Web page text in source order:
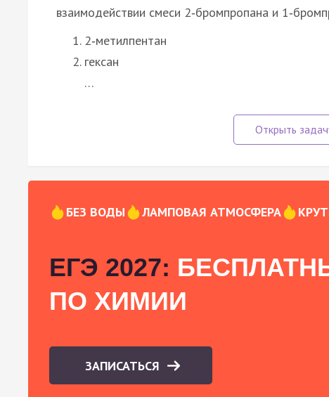
взаимодействии смеси 2‑бромпропана и
2‑метилпентан
гексан
…
БЕЗ ВОДЫ ЛАМПОВАЯ АТМОСФЕРА
ЕГЭ 2027:
ПО ХИМИИ
ЗАПИСАТЬСЯ